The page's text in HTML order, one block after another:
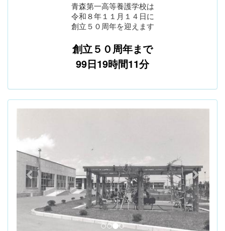
青森第一高等養護学校は
令和８年１１月１４日に
創立５０周年を迎えます
創立５０周年まで
99日19時間11分
e
v
i
o
u
s